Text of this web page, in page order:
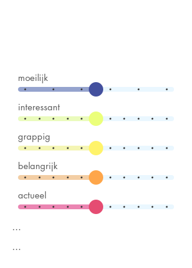
moeilijk
interessant
grappig
belangrijk
actueel
...
...